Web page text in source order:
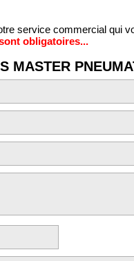
service commercial qui
obligatoires...
MASTER